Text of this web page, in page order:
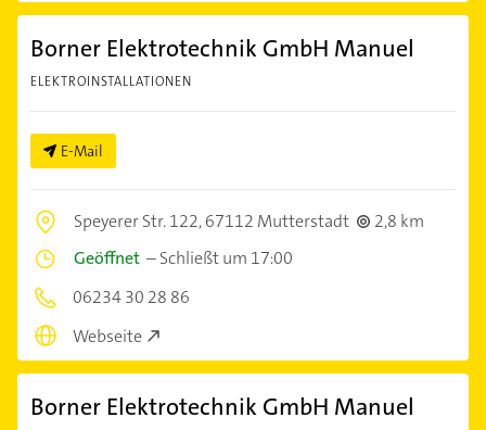
Borner Elektrotechnik GmbH Manuel
ELEKTROINSTALLATIONEN
E-Mail
Speyerer Str. 122,67112 Mutterstadt
2,8 km
Geöffnet –Schließt um 17:00
06234 30 28 86
Webseite
Borner Elektrotechnik GmbH Manuel